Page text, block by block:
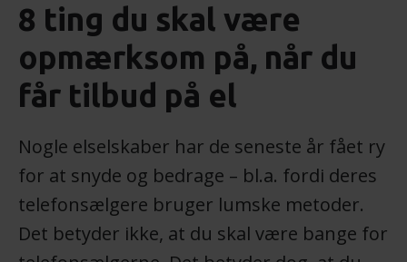
8 ting du skal være
opmærksom på, når du
får tilbud på el
Nogle elselskaber har de seneste år fået ry
for at snyde og bedrage – bl.a. fordi deres
telefonsælgere bruger lumske metoder.
Det betyder ikke, at du skal være bange for